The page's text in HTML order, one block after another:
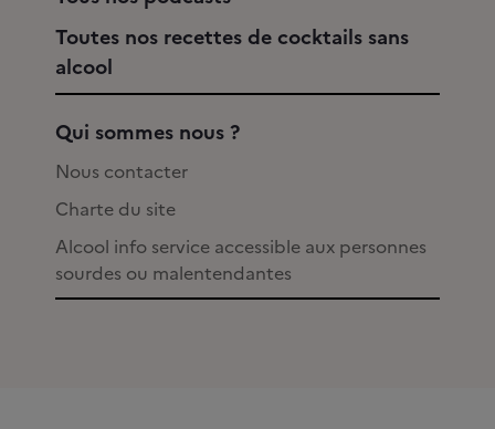
Toutes nos recettes de cocktails sans
alcool
Qui sommes nous ?
Nous contacter
Charte du site
Alcool info service accessible aux personnes
sourdes ou malentendantes